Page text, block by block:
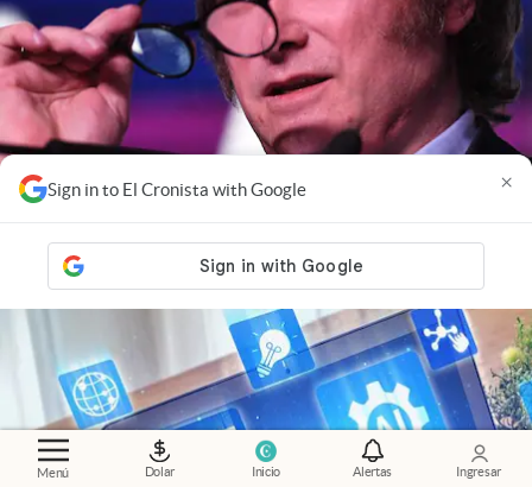
Menú Dolar Inicio Alertas Ingresar
Sign in to El Cronista with Google ×
Economía al día.El mercado ya mira a 2027: cómo